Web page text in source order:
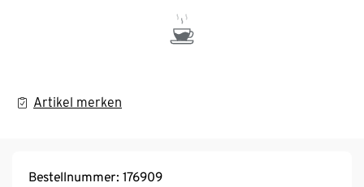
Artikel merken
Bestellnummer: 176909